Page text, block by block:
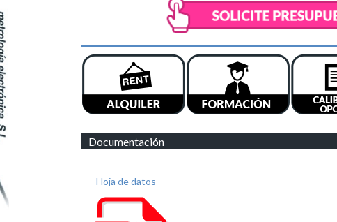
Documentación
Hoja de datos